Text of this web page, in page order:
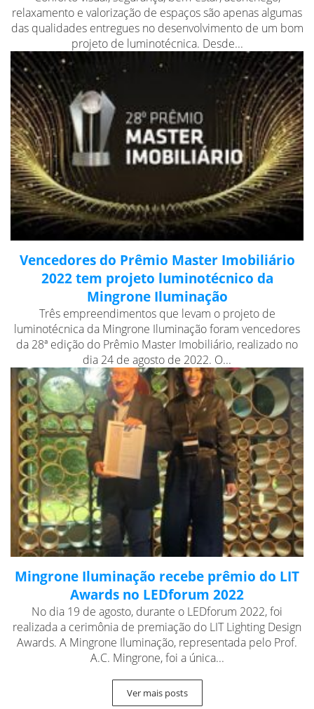
relaxamento e valorização de espaços são apenas algumas
das qualidades entregues no desenvolvimento de um bom
projeto de luminotécnica. Desde...
Vencedores do Prêmio Master Imobiliário
2022 tem projeto luminotécnico da
Mingrone Iluminação
Três empreendimentos que levam o projeto de
luminotécnica da Mingrone Iluminação foram vencedores
da 28ª edição do Prêmio Master Imobiliário, realizado no
dia 24 de agosto de 2022. O...
Mingrone Iluminação recebe prêmio do LIT
Awards no LEDforum 2022
No dia 19 de agosto, durante o LEDforum 2022, foi
realizada a cerimônia de premiação do LIT Lighting Design
Awards. A Mingrone Iluminação, representada pelo Prof.
A.C. Mingrone, foi a única...
Ver mais posts